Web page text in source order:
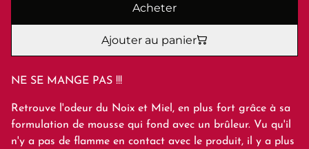
Acheter
Ajouter au panier
NE SE MANGE PAS !!!
Retrouve l'odeur du Noix et Miel, en plus fort grâce à sa
formulation de mousse qui fond avec un brûleur. Vu qu'il
n'y a pas de flamme en contact avec le produit, il y a plus